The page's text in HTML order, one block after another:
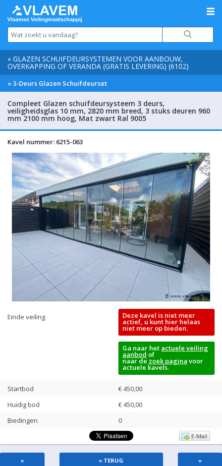
« GLAZEN SCHUIFDEURSYSTEMEN VOOR AANBOUW,
OVERKAPPING OF VERANDA (GRATIS LEVERING) (6102)
« 3-Deurs Glazen Schuifdeurset
Compleet Glazen schuifdeursysteem 3 deurs,
veiligheidsglas 10 mm, 2820 mm breed, 3 stuks deuren 960
mm 2100 mm hoog, Mat zwart Ral 9005
Kavel nummer: 6215-063
Einde veiling Deze kavel is niet meer
actief, u kunt hier helaas
niet meer op bieden.
Ga naar het actuele veiling
aanbod of
naar de zoek pagina voor
actuele kavels.
Startbod
€ 450,00
Huidig bod
€450,00
Biedingen
0
E-Mail
« « TERUG »